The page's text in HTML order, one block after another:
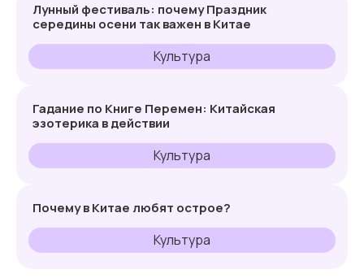
Лунный фестиваль: почему Праздник
середины осени так важен в Китае
Культура
Гадание по Книге Перемен: Китайская
эзотерика в действии
Культура
Почему в Китае любят острое?
Культура